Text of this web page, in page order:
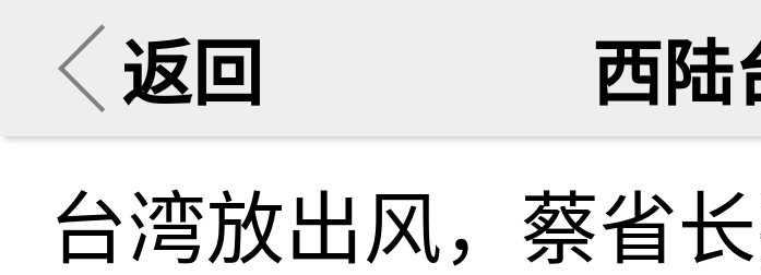
返回 西陆
台湾放出风，蔡省